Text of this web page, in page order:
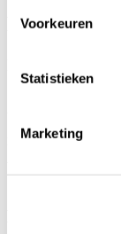
Voorkeuren
Statistieken
Marketing
Product
mixdrankjes,